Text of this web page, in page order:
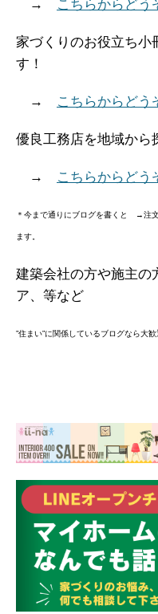
→ こちらからどう
家づくりのお役立ち小
す！
→ こちらからどう
優良工務店を地域から
→ こちらからどう
＊今まで通りにブログを書くと →注
ます。
建築会社の方や施主の
ア、等など
”住まい”に関係しているブログなら大歓